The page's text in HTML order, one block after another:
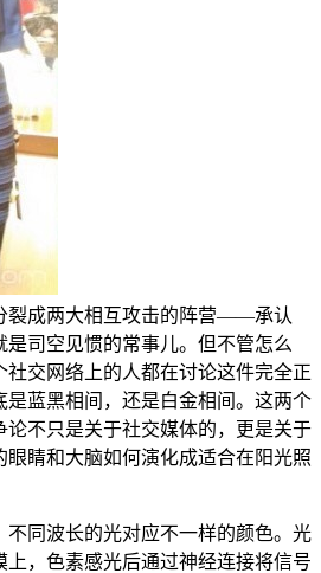
裂成两大相互攻击的阵营——承认
是司空见惯的常事儿。但不管怎么
交网络上的人都在讨论这件完全正
是蓝黑相间，还是白金相间。这两个
论不只是关于社交媒体的，更是关于
眼睛和大脑如何演化成适合在阳光照
不同波长的光对应不一样的颜色。光
，色素感光后通过神经连接将信号